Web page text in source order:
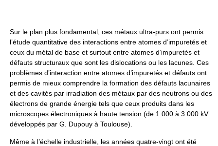
Sur le plan plus fondamental, ces métaux ultra-purs ont permis
l’étude quantitative des interactions entre atomes d’impuretés et
ceux du métal de base et surtout entre atomes d’impuretés et
défauts structuraux que sont les dislocations ou les lacunes. Ces
problèmes d’interaction entre atomes d’impuretés et défauts ont
permis de mieux comprendre la formation des défauts lacunaires
et des cavités par irradiation des métaux par des neutrons ou des
électrons de grande énergie tels que ceux produits dans les
microscopes électroniques à haute tension (de 1 000 à 3 000 kV
développés par G. Dupouy à Toulouse).
Même à l’échelle industrielle, les années quatre-vingt ont été